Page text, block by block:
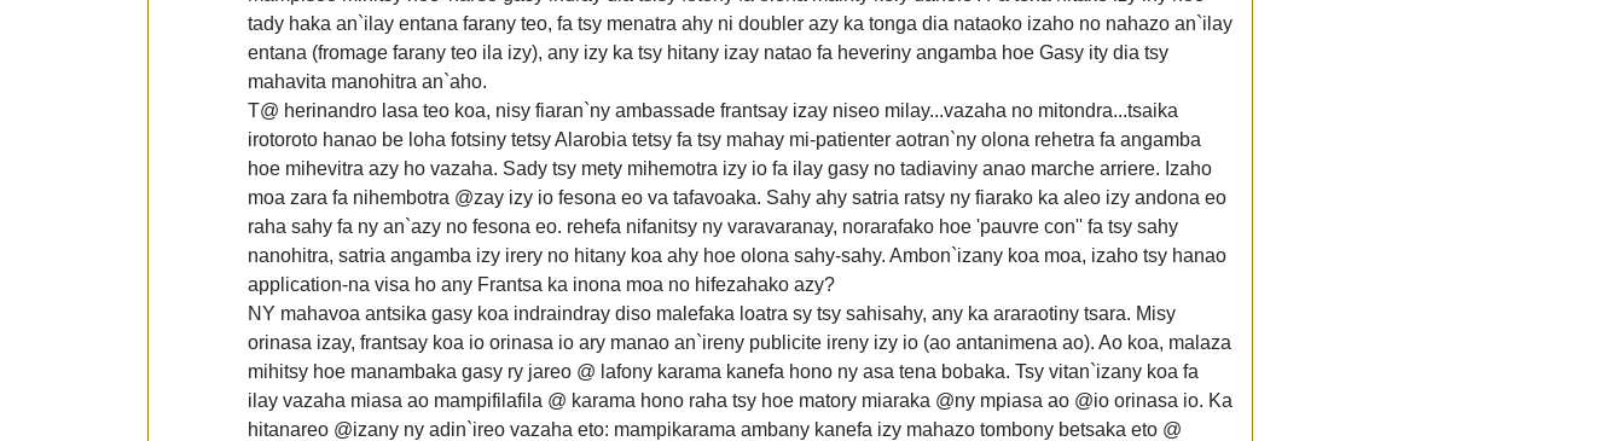
tady haka an`ilay entana farany teo, fa tsy menatra ahy ni doubler azy ka tonga dia nataoko izaho no nahazo an`ilay
entana (fromage farany teo ila izy), any izy ka tsy hitany izay natao fa heveriny angamba hoe Gasy ity dia tsy
mahavita manohitra an`aho.
T@ herinandro lasa teo koa, nisy fiaran`ny ambassade frantsay izay niseo milay...vazaha no mitondra...tsaika
irotoroto hanao be loha fotsiny tetsy Alarobia tetsy fa tsy mahay mi-patienter aotran`ny olona rehetra fa angamba
hoe mihevitra azy ho vazaha. Sady tsy mety mihemotra izy io fa ilay gasy no tadiaviny anao marche arriere. Izaho
moa zara fa nihembotra @zay izy io fesona eo va tafavoaka. Sahy ahy satria ratsy ny fiarako ka aleo izy andona eo
raha sahy fa ny an`azy no fesona eo. rehefa nifanitsy ny varavaranay, norarafako hoe 'pauvre con'' fa tsy sahy
nanohitra, satria angamba izy irery no hitany koa ahy hoe olona sahy-sahy. Ambon`izany koa moa, izaho tsy hanao
application-na visa ho any Frantsa ka inona moa no hifezahako azy?
NY mahavoa antsika gasy koa indraindray diso malefaka loatra sy tsy sahisahy, any ka araraotiny tsara. Misy
orinasa izay, frantsay koa io orinasa io ary manao an`ireny publicite ireny izy io (ao antanimena ao). Ao koa, malaza
mihitsy hoe manambaka gasy ry jareo @ lafony karama kanefa hono ny asa tena bobaka. Tsy vitan`izany koa fa
ilay vazaha miasa ao mampifilafila @ karama hono raha tsy hoe matory miaraka @ny mpiasa ao @io orinasa io. Ka
hitanareo @izany ny adin`ireo vazaha eto: mampikarama ambany kanefa izy mahazo tombony betsaka eto @